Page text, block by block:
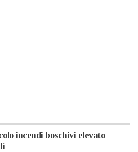
incendi boschivi elevato